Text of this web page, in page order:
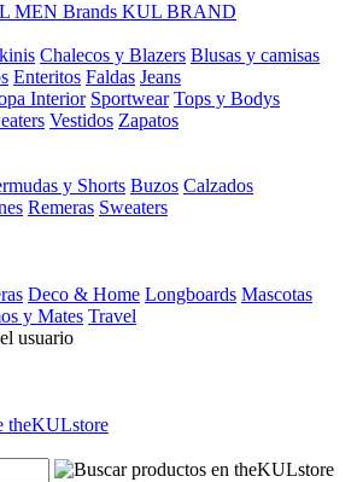
MEN Brands KUL BRAND
Chalecos y Blazers Blusas y camisas
Enteritos Faldas Jeans
Interior Sportwear Tops y Bodys
Vestidos Zapatos
y Shorts Buzos Calzados
Remeras Sweaters
Deco & Home Longboards Mascotas
y Mates Travel